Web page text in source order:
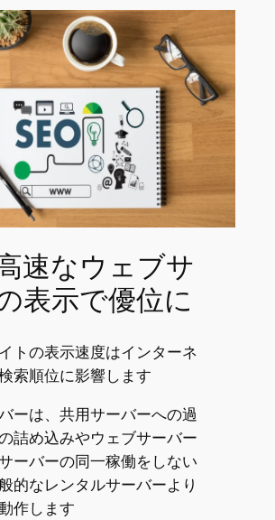
速なウェブサ
表示で優位に
トの表示速度はインターネ
索順位に影響します
ーは、共用サーバーへの過
詰め込みやウェブサーバー
ーバーの同一稼働をしない
的なレンタルサーバーより
作します